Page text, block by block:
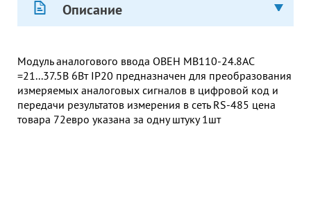
Описание
Модуль аналогового ввода ОВЕН МВ110-24.8АС
=21...37.5В 6Вт IP20 предназначен для преобразования
измеряемых аналоговых сигналов в цифровой код и
передачи результатов измерения в сеть RS-485 цена
товара 72евро указана за одну штуку 1шт